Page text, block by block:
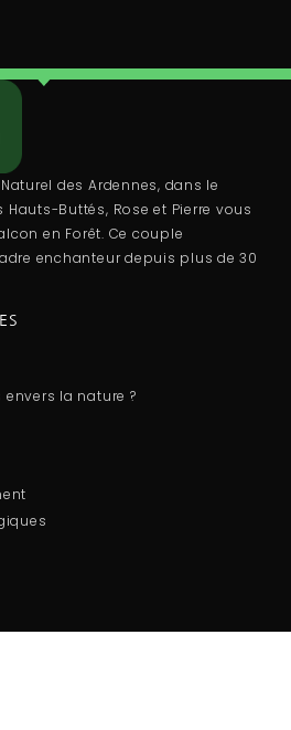
des Ardennes, dans le
Buttés, Rose et Pierre vous
en Forêt. Ce couple
enchanteur depuis plus de 30
la nature ?